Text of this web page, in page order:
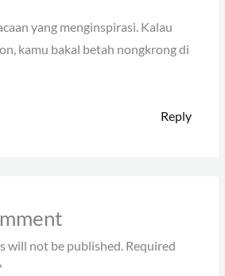
yang menginspirasi. Kalau
kamu bakal betah nongkrong di
Reply
will not be published. Required